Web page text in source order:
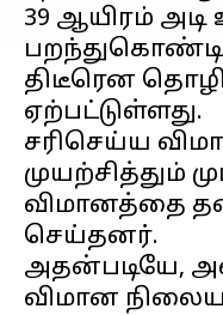
39 ஆயிரம்
திடீரென
ஏற்பட்டுள்ளது.
சரிசெய்ய
முயற்சித்தும்
விமானத்தை
செய்தனர்.
அதன்படியே,
விமான